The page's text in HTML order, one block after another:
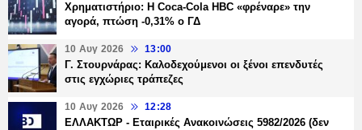
Χρηματιστήριο: Η Coca-Cola ΗBC «φρέναρε» την
αγορά, πτώση -0,31% ο ΓΔ
10 Αυγ 2026 13:00
Γ. Στουρνάρας: Καλοδεχούμενοι οι ξένοι επενδυτές
στις εγχώριες τράπεζες
10 Αυγ 2026 12:28
ΕΛΛΑΚΤΩΡ - Εταιρικές Ανακοινώσεις 5982/2026 (δεν